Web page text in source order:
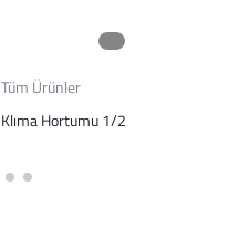
Tüm Ürünler
Klıma Hortumu 1/2